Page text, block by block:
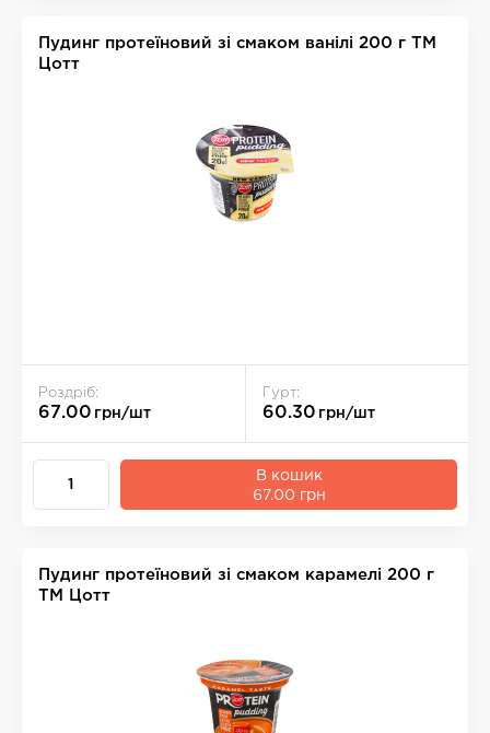
Пудинг протеїновий зі смаком ванілі 200 г ТМ
Цотт
Роздріб:
67.00 грн/шт
Гурт:
60.30 грн/шт
В кошик
67.00 грн
Пудинг протеїновий зі смаком карамелі 200 г
ТМ Цотт